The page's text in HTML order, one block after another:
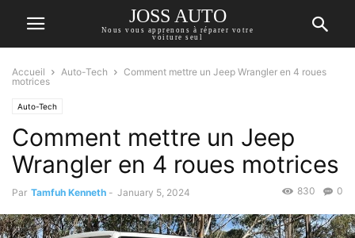
JOSS AUTO
Nous vous apprenons à réparer votre
voiture seul
Accueil Auto-Tech
Comment mettre un Jeep Wrangler en 4 roues
motrices
Auto-Tech
Comment mettre un Jeep
Wrangler en 4 roues motrices
Par Tamfuh Kenneth - January 5, 2024 0
830